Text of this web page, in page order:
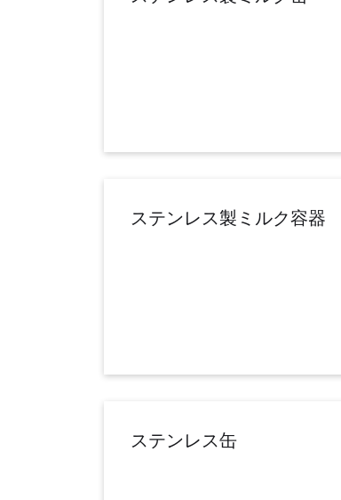
ステンレス製ミルク容器
ステンレス缶